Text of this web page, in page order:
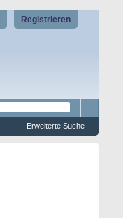
Registrieren
Erweiterte Suche